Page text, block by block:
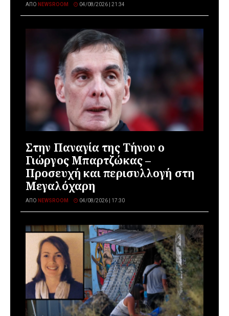
ΑΠΌ NEWSROOM 04/08/2026 | 21:34
Στην Παναγία της Τήνου ο
Γιώργος Μπαρτζώκας –
Προσευχή και περισυλλογή στη
Μεγαλόχαρη
ΑΠΌ NEWSROOM 04/08/2026 | 17:30